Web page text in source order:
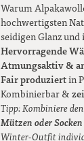
Warum
hochwertigsten
seidigen Glanz
Hervorragende
Atmungsaktiv &
Fair produziertin
Kombinierbar &
Tipp: Kombiniere
Mützen oder Socken
Winter-Outfit